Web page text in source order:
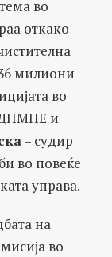
во
откако
милиони
во
ДПМНЕ и
– судир
во повеќе
управа.
на
во